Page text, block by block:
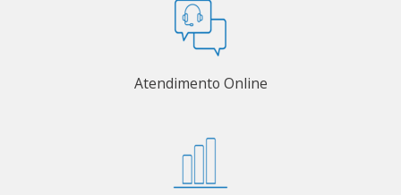
Atendimento Online